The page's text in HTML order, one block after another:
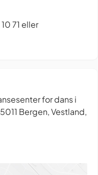
71 eller
for dans i
Bergen, Vestland,